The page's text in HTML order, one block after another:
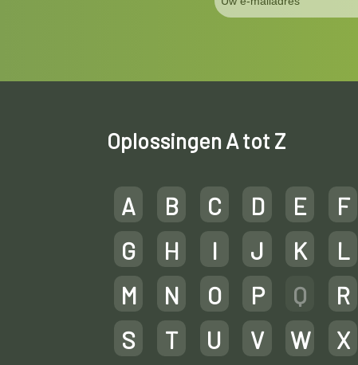
Oplossingen A tot Z
A B C D E
F
G
H I J K
L
M
N O P Q
R
S
T U V W
X